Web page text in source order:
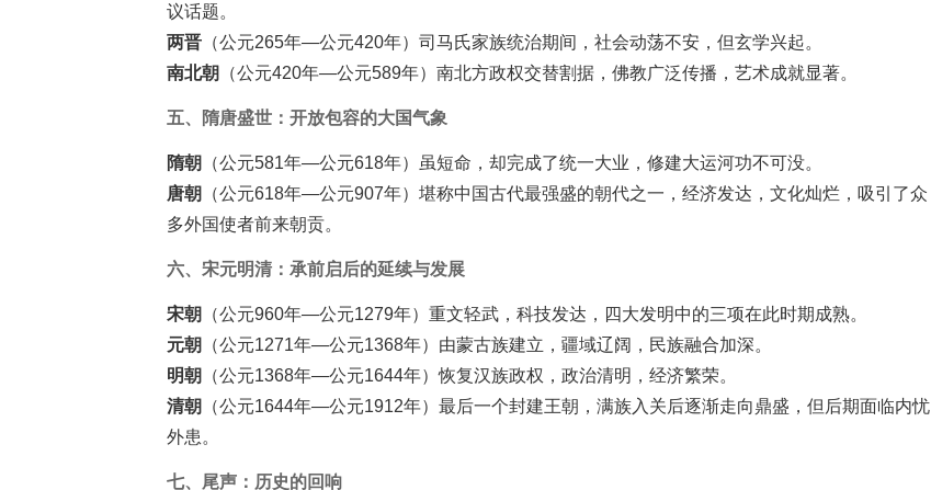
议话题。
两晋 （公元265年—公元420年）司马氏家族统治期间，社会动荡不安，但玄学兴起。
南北朝
（公元420年—公元589年）南北方政权交替割据，佛教广泛传播，艺术成就显著。
五、隋唐盛世：开放包容的大国气象
隋朝
（公元581年—公元618年）虽短命，却完成了统一大业，修建大运河功不可没。
唐朝
（公元618年—公元907年）堪称中国古代最强盛的朝代之一，经济发达，文化灿烂，吸引了众
多外国使者前来朝贡。
六、宋元明清：承前启后的延续与发展
宋朝
（公元960年—公元1279年）重文轻武，科技发达，四大发明中的三项在此时期成熟。
元朝
（公元1271年—公元1368年）由蒙古族建立，疆域辽阔，民族融合加深。
明朝
（公元1368年—公元1644年）恢复汉族政权，政治清明，经济繁荣。
清朝
（公元1644年—公元1912年）最后一个封建王朝，满族入关后逐渐走向鼎盛，但后期面临内忧
外患。
七、尾声：历史的回响